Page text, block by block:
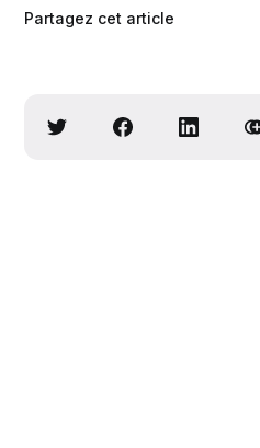
Partagez cet article